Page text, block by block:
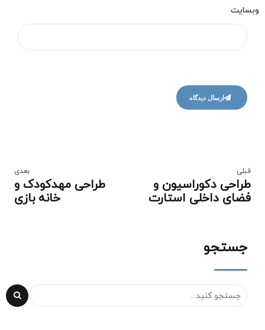
وبسایت
ارسال دیدگاه
قبلی
طراحی دکوراسیون و
فضای داخلی استارت
بعدی
طراحی مهدکودک و
خانه بازی
جستجو